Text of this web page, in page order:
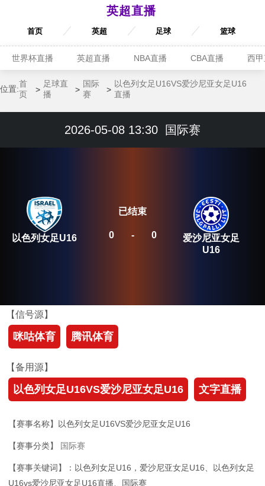
英超直播
首页 英超 足球 篮球
世界杯直播 英超直播 NBA直播 CBA直播 西
位置:
首
页
足球直
播
国际
赛
以色列女足U16VS爱沙尼亚女足U16
直播
2026-05-08 13:30 国际赛
以色列女足U16 0 - 0
已结束
爱沙尼亚女足
U16
【信号源】
咪咕体育 腾讯体育
【备用源】
以色列女足U16VS爱沙尼亚女足U16 文字直播
【赛事名称】以色列女足U16VS爱沙尼亚女足U16
【赛事分类】 国际赛
【赛事关键词】：以色列女足U16，爱沙尼亚女足U16、以色列女足
U16vs爱沙尼亚女足U16直播、国际赛